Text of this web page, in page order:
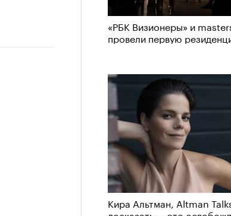
«РБК Визионеры» и
провели первую
Кира Альтман, Altman